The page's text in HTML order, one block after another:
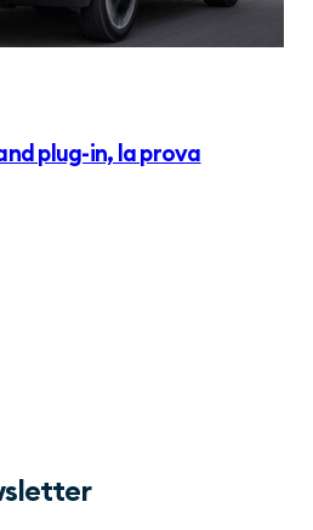
plug-in, la prova